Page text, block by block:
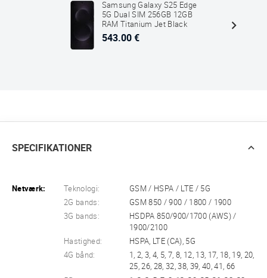
Samsung Galaxy S25 Edge
5G Dual SIM 256GB 12GB
RAM Titanium Jet Black
543.00 €
SPECIFIKATIONER
Netværk: Teknologi:
GSM / HSPA / LTE / 5G
2G bands:
GSM 850 / 900 / 1800 / 1900
3G bands:
HSDPA 850/900/1700 (AWS) /
1900/2100
Hastighed:
HSPA, LTE (CA), 5G
4G bånd:
1, 2, 3, 4, 5, 7, 8, 12, 13, 17, 18, 19, 20,
25, 26, 28, 32, 38, 39, 40, 41, 66